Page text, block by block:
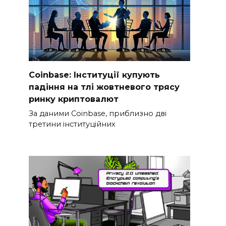
Coinbase: Інституції купують
падіння на тлі жовтневого трясу
ринку криптовалют
За даними Coinbase, приблизно дві
третини інституційних